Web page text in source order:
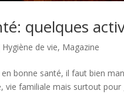
quelques
Hygiène de vie, Magazine
bonne santé, il faut bien
vie familiale mais surtout